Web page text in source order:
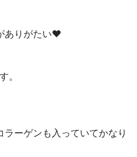
ありがたい❤️
。
ーゲンも入っていてかなり